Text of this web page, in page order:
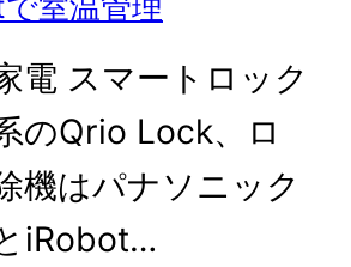
電 スマートロック
のQrio Lock、ロ
機はパナソニック
iRobot…